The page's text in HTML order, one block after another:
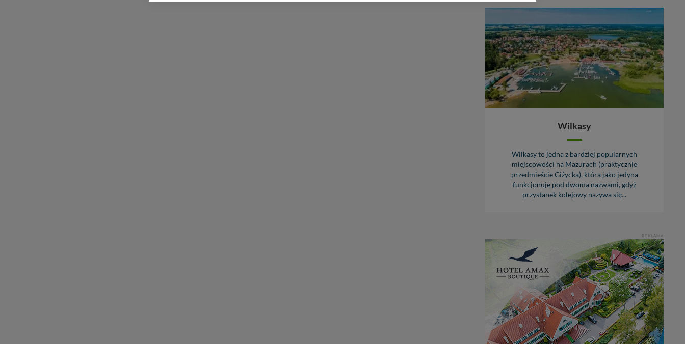
Wilkasy
Wilkasy to jedna z bardziej popularnych
miejscowości na Mazurach (praktycznie
przedmieście Giżycka), która jako jedyna
funkcjonuje pod dwoma nazwami, gdyż
przystanek kolejowy nazywa się...
REKLAMA
Administratorem Twoich danych jest: Agencja Reklamowa Kreacja Monika Borkowska, z siedzibą ul. Wiejska 17,
W każdej chwili możesz: zażądać dostępu do swoich danych, zażądać ich poprawienia lub usunięcia, zabronić ich
przetwarzania. Pamiętaj jednak, że nie zawsze jest możliwe techniczne zrealizowanie Twoich praw w odniesieniu do
informacji zawartych w plikach cookies. Twoja przeglądarka umożliwia Ci skasowanie tych plików - w pewnych